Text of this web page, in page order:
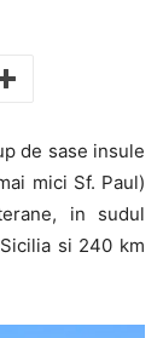
de sase insule
mici Sf. Paul)
in sudul
si 240 km